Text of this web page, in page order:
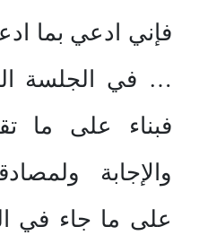
فإني ادعي بما
… في الجلسة
فبناء على ما
والإجابة
على ما جاء في